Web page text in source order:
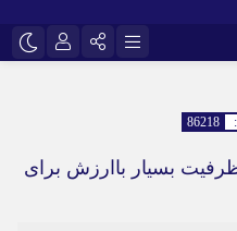
ایتا
86218
ظرفیت بسیار باارزش برای